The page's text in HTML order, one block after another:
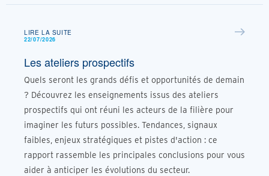
LIRE LA SUITE
22/07/2026
Les ateliers prospectifs
Quels seront les grands défis et opportunités de demain
? Découvrez les enseignements issus des ateliers
prospectifs qui ont réuni les acteurs de la filière pour
imaginer les futurs possibles. Tendances, signaux
faibles, enjeux stratégiques et pistes d'action : ce
rapport rassemble les principales conclusions pour vous
aider à anticiper les évolutions du secteur.